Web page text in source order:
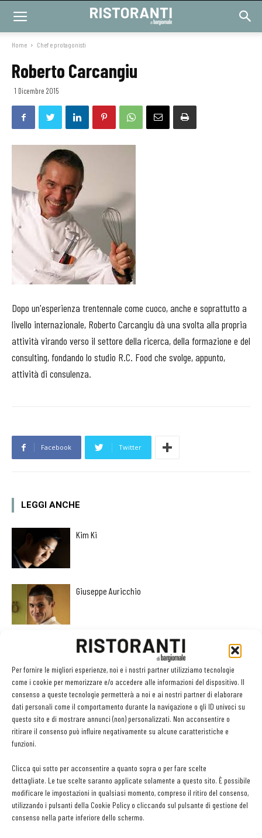
Per fornire le migliori esperienze, noi e i nostri partner utilizziamo tecnologie
come i cookie per memorizzare e/o accedere alle informazioni del dispositivo. Il
consenso a queste tecnologie permetterà a noi e ai nostri partner di elaborare
dati personali come il comportamento durante la navigazione o gli ID univoci su
questo sito e di mostrare annunci (non) personalizzati. Non acconsentire o
ritirare il consenso può influire negativamente su alcune caratteristiche e
funzioni.
Clicca qui sotto per acconsentire a quanto sopra o per fare scelte
dettagliate. Le tue scelte saranno applicate solamente a questo sito. È possibile
modificare le impostazioni in qualsiasi momento, compreso il ritiro del consenso,
utilizzando i pulsanti della Cookie Policy o cliccando sul pulsante di gestione del
consenso nella parte inferiore dello schermo.
Home Chef e protagonisti
Roberto Carcangiu
1 Dicembre 2015
Dopo un'esperienza trentennale come cuoco, anche e soprattutto a
livello internazionale, Roberto Carcangiu dà una svolta alla propria
attività virando verso il settore della ricerca, della formazione e del
consulting, fondando lo studio R.C. Food che svolge, appunto,
attività di consulenza.
Facebook Twitter
LEGGI ANCHE
Kim Ki
Giuseppe Auricchio
Ciccio Sultano diventa Cavaliere al Merito della
GLI ARTICOLI PIÙ LETTI
Sogemi rafforza i servizi per la ristorazione: orario esteso e